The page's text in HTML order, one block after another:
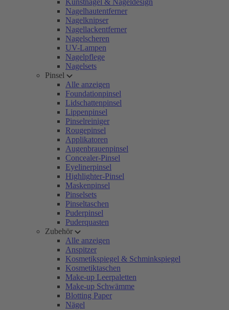
Kunstnägel & Nageldesign
Nagelhautentferner
Nagelknipser
Nagellackentferner
Nagelscheren
UV-Lampen
Nagelpflege
Nagelsets
Pinsel
Alle anzeigen
Foundationpinsel
Lidschattenpinsel
Lippenpinsel
Pinselreiniger
Rougepinsel
Applikatoren
Augenbrauenpinsel
Concealer-Pinsel
Eyelinerpinsel
Highlighter-Pinsel
Maskenpinsel
Pinselsets
Pinseltaschen
Puderpinsel
Puderquasten
Zubehör
Alle anzeigen
Anspitzer
Kosmetikspiegel & Schminkspiegel
Kosmetiktaschen
Make-up Leerpaletten
Make-up Schwämme
Blotting Paper
Nägel